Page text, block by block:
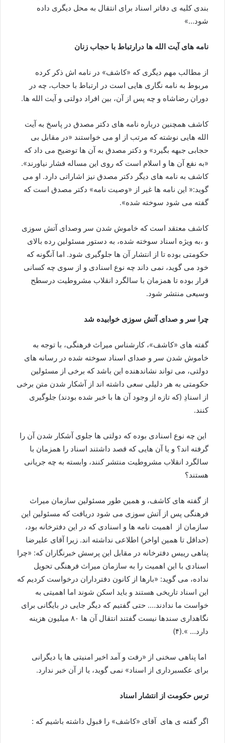
بندی کلیه ی دفاتر اسناد برای انتقال به محل دیگری داده
شود…»
نامه های آیت الله ها درارتباط با حجاب زنان
از مطالب مهم دیگری که «کاشف» در نامه اش ذکر کرده
مربوط به نامه نگاری هایی است در ارتباط با حجاب، چه در
دوران رضاشاه و چه پس از آن، بین افراد دولتی و آیت الله ها.
کاشف همچنین درباره نامه های دکتر مصدق در پاسخ به آیت
الله هایی نوشته که مرتب از او می خواستند «در مقابل بی
حجابی جبهه بگیرد» و دکتر مصدق به آن ها توضیح می داد که
«به نفع آن ها و اسلام است که روی این مساله فشار نیاورند».
کاشف به نامه های دیگر دکتر مصدق نیز اشاراتی دارد. او می
گوید:« این نامه ها غیر از «وصیت نامه» دکتر مصدق است که
گفته می شود سوخته شده».
کاشف معتقد است که خاموش شدن سر وصدای آتش سوزی
و ،به ويژه اسناد سوخته شده، به دستور مسئولین رده بالای
حکومتی بوده تا از انتشار آن ها جلوگیری شود. اما آنگونه که
خود می گوید، نمی داند چه نوع اسنادی و از سوی چه کسانی
قرار بوده تا همزمان با سالگرد انقلاب مشروطیت درسطح
وسیعی منتشر شود.
چرا سر و صدای آتش سوزی خوابیده شد
گفته های «کاشف»، کارشناس میراث فرهنگی، با توجه به
خاموش شدن سر و صدای اسناد سوخته شده در رسانه های
دولتی، می تواند نشاندهنده این باشد که برخی از مسئولین
حکومتی به هر دلیلی سعی داشته اند از آشکار شدن متن برخی
از اسنادِ (که تازه از وجود آن ها با خبر شده بودند) جلوگیری
کنند.
این چه نوع اسنادی بوده که دولتی ها جلوی آشکار شدن آن را
گرفته اند؟ و یا آن هایی که قصد داشتند اسناد را همزمان با
سالگرد انقلاب مشروطیت منتشر کنند، وابسته به چه جریانی
هستند؟
از گفته های کاشف، و همین طور مسئولین سازمان میراث
فرهنگی پس از آتش سوزی می شود دریافت که مسئولین این
سازمان از اهمیت نامه ها و اسنادی که در این دفترخانه بود،
(حداقل تا همین اواخر) اطلاعی نداشته اند. زیرا آقای علیرضا
پناهی رییس دفترخانه در مقابل این پرسش خبرنگاران که: «چرا
اسنادی با این اهمیت را به سازمان میراث فرهنگی تحویل
نداده، می گوید: «بارها از کانون دفترداران درخواست کردیم که
این اسناد تاریخی هستند و باید اسکن شوند اما اهمیتی به
خواست ما ندادند…. حتی گفتیم که دیگر جایی در بایگانی برای
نگاهداری سندها نیست گفتند انتقال آن ها ۸۰ میلیون هزینه
دارد… ».(۴)
اما پناهی سخنی از «رفت و آمد اخیر امنیتی ها یا دیگرانی
برای عکسبرداری از اسناد» نمی گوید، یا از آن خبر ندارد.
ترس حکومت از انتشار اسناد
اگر گفته ی های آقای «کاشف» را قبول داشته باشیم که :